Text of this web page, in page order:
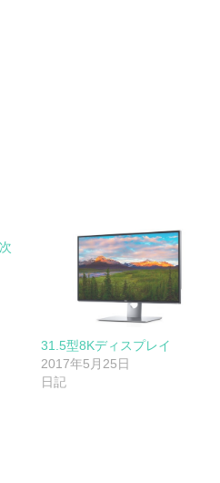
31.5型8Kディスプレイ
2017年5月25日
日記